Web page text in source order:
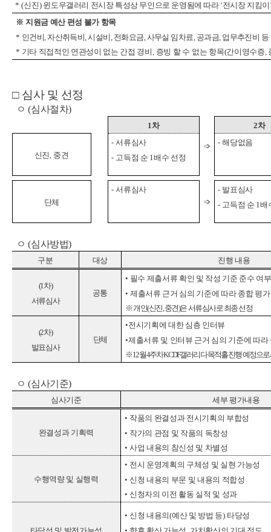
* (신진) 윈도우갤러리 전시장 특성상 무인으로 운영됨에 따라 ‘전시장 지킴이
※ 지원금 예산 편성 불가 항목
* 인건비 자산취득비 ,시설비 전화요금 사무실 임차료 공과금 업무추진비
* 기타 직접적인 연관성이 없는 간접 경비, 증빙 할 수 없는 항목(간이영수증,
□ 심사 및 선정
ㅇ(심사절차)
1 차
➩
2차
신진 중견
-서류심사
- 고득점 순 1배수 선정
-해당없음
단체
-서류심사
➩
- 발표심사
- 고득점 순 1배
ㅇ(심사방법)
구분 대상 진행 내용
(1 차)
서류심사
공통
• 필수 제출서류 확인 및 작성 기준 준수 여부
• 제출서류 근거 심의 기준에 따라 종합 평가
※개인(신진,중견)은 서류심사로 최종 선정
(2차)
발표심사
단체
•전시기획에 대한 심층 인터뷰
•제출서류 및 인터뷰 근거 심의 기준에 따라
※12월4주차KCDF갤러리 다목적홀 진행 예정으
ㅇ(심사기준)
심사기준 세부 평가내용
완결성과 기획력
• 작품의 완결성과 전시기획의 부합성
• 작가의 관점 및 작품의 독창성
• 사업 내용의 참신성 및 차별성
수행역량 및 실행력
• 전시 운영계획의 구체성 및 실현 가능성
• 신청 내용의 부문 및 내용의 적합성
• 신청자의 이전 활동 실적 및 성과
• 신청 내용의(예산 및 방법 등) 타당성
• 향후 확산 가능성 가치확산의 기대 정도